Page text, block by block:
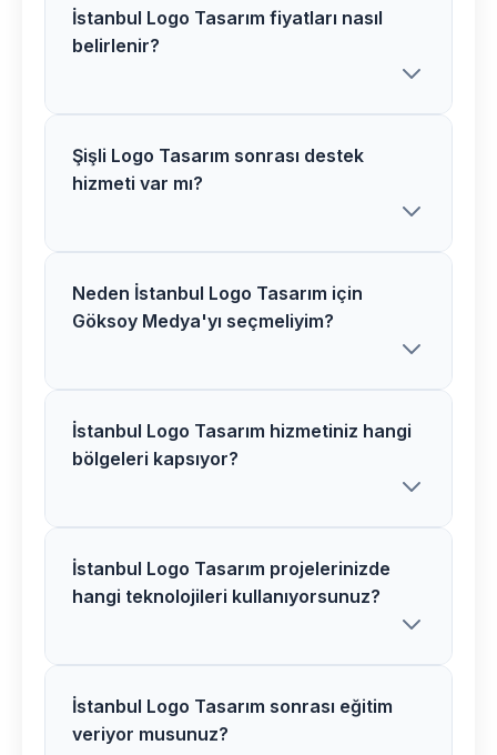
Göksoy Medya olarak Şişli bölgesindeki
Logo Tasarım projelerimizi genellikle 2-
gösterebilir.
İstanbul Logo Tasarım fiyatları nasıl
belirlenir?
İstanbul bölgesindeki Logo Tasarım
fiyatlarımız proje kapsamı, özellikler ve
geçebilirsiniz.
Şişli Logo Tasarım sonrası destek
hizmeti var mı?
Evet, Şişli bölgesindeki tüm
müşterilerimize Logo Tasarım sonrası 1
Neden İstanbul Logo Tasarım için
Göksoy Medya'yı seçmeliyim?
İstanbul bölgesinde 7+ yıllık
deneyimimiz, profesyonel ekibimiz ve
güvenilir bir partner olarak hizmet
veriyoruz.
İstanbul Logo Tasarım hizmetiniz hangi
bölgeleri kapsıyor?
İstanbul merkez ve tüm ilçelerinde logo
tasarım hizmeti sunuyoruz. Marmara
İstanbul Logo Tasarım projelerinizde
hangi teknolojileri kullanıyorsunuz?
İstanbul bölgesindeki logo tasarım
projelerimizde en güncel teknolojileri
İstanbul Logo Tasarım sonrası eğitim
veriyor musunuz?